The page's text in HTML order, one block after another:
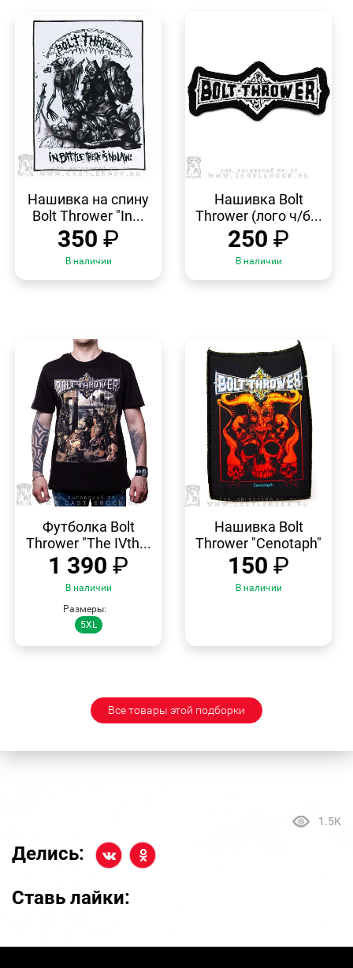
ПРОСМОТР
Нашивка на спину
Bolt Thrower "In...
350 ₽
В наличии
ПРОСМОТР
Нашивка Bolt
Thrower (лого ч/б...
250 ₽
В наличии
ПРОСМОТР
Футболка Bolt
Thrower "The IVth...
1 390 ₽
В наличии
Размеры:
5XL
ПРОСМОТР
Нашивка Bolt
Thrower "Cenotaph"
150 ₽
В наличии
Все товары этой подборки
1.5K
Делись:
Ставь лайки: